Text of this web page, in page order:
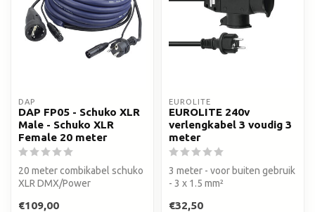
DAP
DAP FP05 - Schuko XLR
Male - Schuko XLR
Female 20 meter
20 meter combikabel schuko
XLR DMX/Power
€109,00
EUROLITE
EUROLITE 240v
verlengkabel 3 voudig 3
meter
3 meter - voor buiten gebruik
- 3 x 1.5 mm²
€32,50